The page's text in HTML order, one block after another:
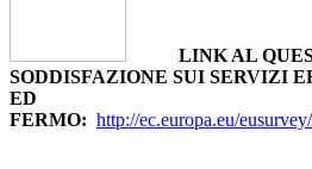
LINK AL
SODDISFAZIONE SUI SERVIZI
ED
FERMO: http://ec.europa.eu/